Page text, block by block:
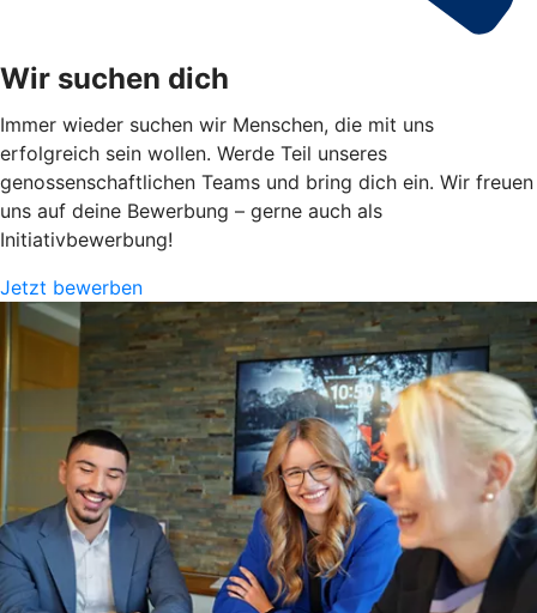
Wir suchen dich
Immer wieder suchen wir Menschen, die mit uns
erfolgreich sein wollen. Werde Teil unseres
genossenschaftlichen Teams und bring dich ein. Wir freuen
uns auf deine Bewerbung – gerne auch als
Initiativbewerbung!
Jetzt bewerben